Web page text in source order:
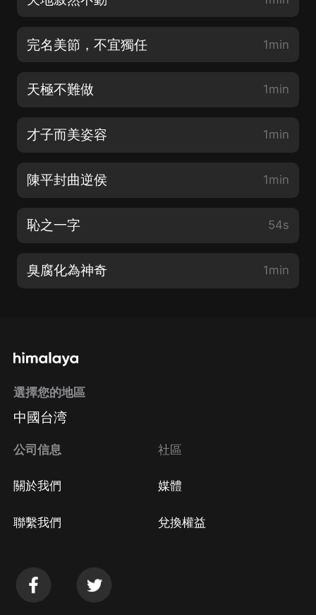
完名美節，不宜獨任 1min
天極不難做 1min
才子而美姿容 1min
陳平封曲逆侯 1min
恥之一字 54s
臭腐化為神奇 1min
選擇您的地區
中國台湾
公司信息
關於我們
聯繫我們
社區
媒體
兌換權益